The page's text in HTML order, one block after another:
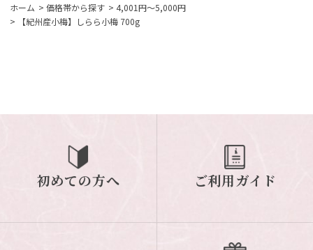
ホーム > 価格帯から探す > 4,001円～5,000円
>
【紀州産小梅】しらら小梅 700g
初めての方へ ご利用ガイド